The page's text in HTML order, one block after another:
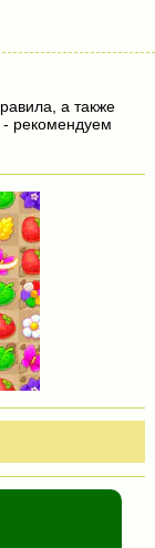
а также
- рекомендуем